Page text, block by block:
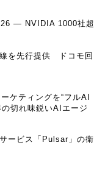
― NVIDIA 1000社超
を先行提供 ドコモ回
ケティングを“フルAI
切れ味鋭いAIエージ
ービス「Pulsar」の衛